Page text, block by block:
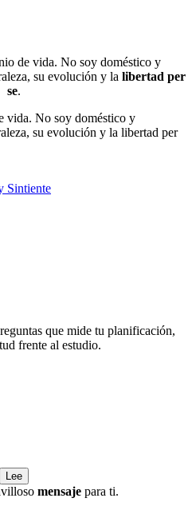
de vida. No soy doméstico y
su evolución y la libertad per
se.
vida. No soy doméstico y
su evolución y la libertad per
Sintiente
que mide tu planificación,
frente al estudio.
Lee
mensajepara ti.